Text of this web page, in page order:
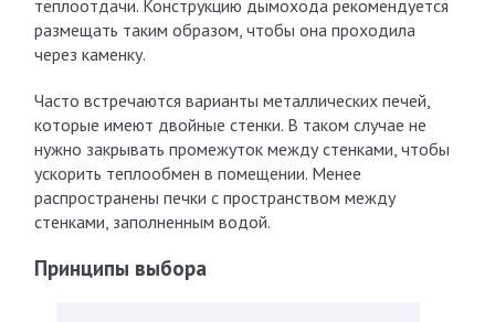
теплоотдачи. Конструкцию дымохода рекомендуется
размещать таким образом, чтобы она проходила
через каменку.
Часто встречаются варианты металлических печей,
которые имеют двойные стенки. В таком случае не
нужно закрывать промежуток между стенками, чтобы
ускорить теплообмен в помещении. Менее
распространены печки с пространством между
стенками, заполненным водой.
Принципы выбора